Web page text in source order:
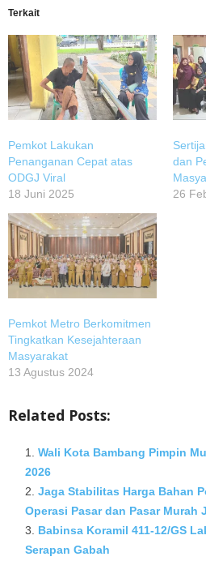
Terkait
Pemkot Lakukan
Penanganan Cepat atas
ODGJ Viral
18 Juni 2025
dan
26
Pemkot Metro Berkomitmen
Tingkatkan Kesejahteraan
Masyarakat
13 Agustus 2024
Related Posts:
Wali Kota Bambang Pimpin
2026
Jaga Stabilitas Harga Bahan
Operasi Pasar dan Pasar Murah
Babinsa Koramil 411-12/GS
Serapan Gabah